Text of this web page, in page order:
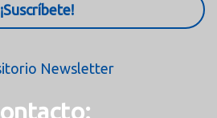
¡Suscríbete!
Newsletter